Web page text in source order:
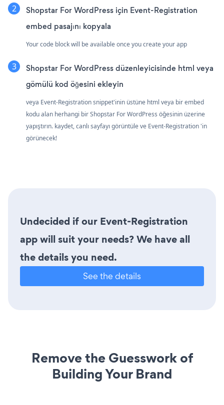
Shopstar For WordPress için Event-Registration
embed pasajını kopyala
Your code block will be available once you create your app
Shopstar For WordPress düzenleyicisinde html veya
gömülü kod öğesini ekleyin
veya Event-Registration snippet'inin üstüne html veya bir embed
kodu alan herhangi bir Shopstar For WordPress öğesinin üzerine
yapıştırın. kaydet, canlı sayfayı görüntüle ve Event-Registration 'in
görünecek!
Undecided if our Event-Registration
app will suit your needs? We have all
the details you need.
See the details
Remove the Guesswork of
Building Your Brand